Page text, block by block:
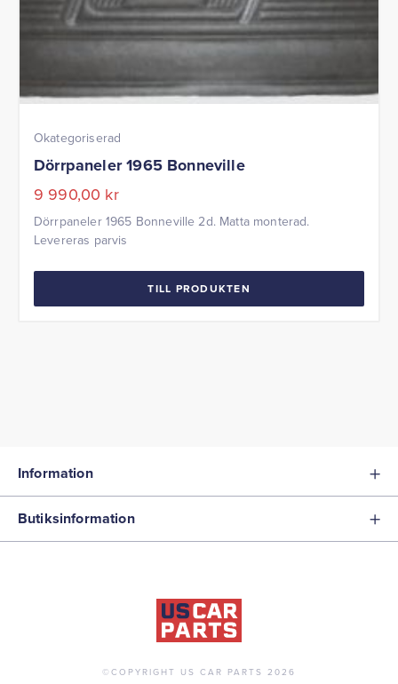
Okategoriserad
Dörrpaneler 1965 Bonneville
9 990,00 kr
Dörrpaneler 1965 Bonneville 2d. Matta monterad.
Levereras parvis
TILL PRODUKTEN
Information
Butiksinformation
©COPYRIGHT US CAR PARTS 2026